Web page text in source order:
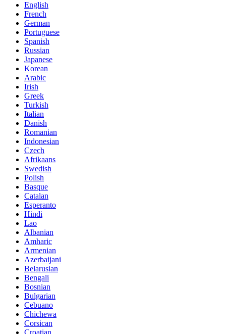
English
French
German
Portuguese
Spanish
Russian
Japanese
Korean
Arabic
Irish
Greek
Turkish
Italian
Danish
Romanian
Indonesian
Czech
Afrikaans
Swedish
Polish
Basque
Catalan
Esperanto
Hindi
Lao
Albanian
Amharic
Armenian
Azerbaijani
Belarusian
Bengali
Bosnian
Bulgarian
Cebuano
Chichewa
Corsican